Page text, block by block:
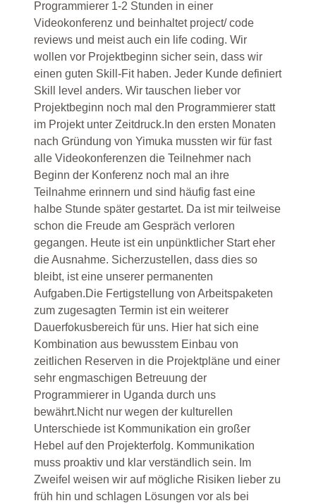
Programmierer 1-2 Stunden in einer
Videokonferenz und beinhaltet project/ code
reviews und meist auch ein life coding. Wir
wollen vor Projektbeginn sicher sein, dass wir
einen guten Skill-Fit haben. Jeder Kunde definiert
Skill level anders. Wir tauschen lieber vor
Projektbeginn noch mal den Programmierer statt
im Projekt unter Zeitdruck.In den ersten Monaten
nach Gründung von Yimuka mussten wir für fast
alle Videokonferenzen die Teilnehmer nach
Beginn der Konferenz noch mal an ihre
Teilnahme erinnern und sind häufig fast eine
halbe Stunde später gestartet. Da ist mir teilweise
schon die Freude am Gespräch verloren
gegangen. Heute ist ein unpünktlicher Start eher
die Ausnahme. Sicherzustellen, dass dies so
bleibt, ist eine unserer permanenten
Aufgaben.Die Fertigstellung von Arbeitspaketen
zum zugesagten Termin ist ein weiterer
Dauerfokusbereich für uns. Hier hat sich eine
Kombination aus bewusstem Einbau von
zeitlichen Reserven in die Projektpläne und einer
sehr engmaschigen Betreuung der
Programmierer in Uganda durch uns
bewährt.Nicht nur wegen der kulturellen
Unterschiede ist Kommunikation ein großer
Hebel auf den Projekterfolg. Kommunikation
muss proaktiv und klar verständlich sein. Im
Zweifel weisen wir auf mögliche Risiken lieber zu
früh hin und schlagen Lösungen vor als bei